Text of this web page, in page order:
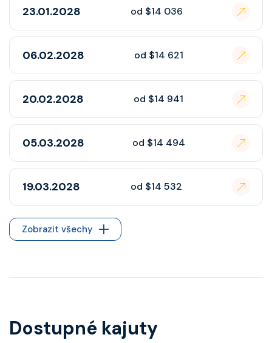
23.01.2028 od $14 036
06.02.2028 od $14 621
20.02.2028 od $14 941
05.03.2028 od $14 494
19.03.2028 od $14 532
Zobrazit všechy
Dostupné kajuty